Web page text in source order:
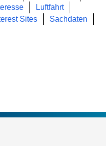
Luftfahrt
Sites
Sachdaten